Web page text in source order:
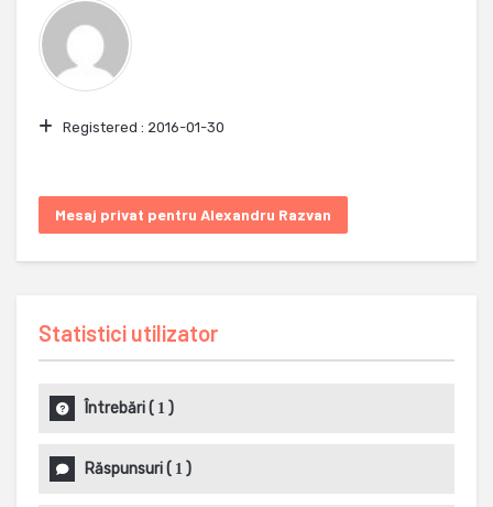
Registered : 2016-01-30
Mesaj privat pentru Alexandru Razvan
Statistici utilizator
Întrebări( 1 )
Răspunsuri( 1 )